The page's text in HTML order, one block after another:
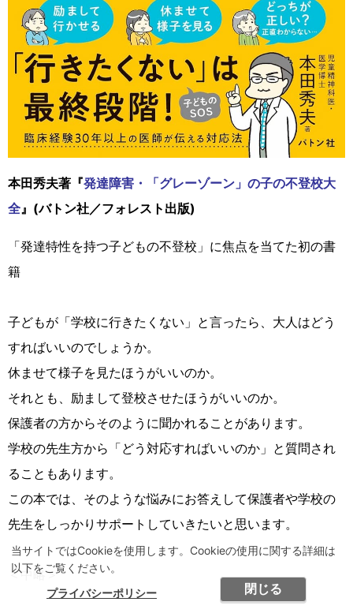
当サイトではCookieを使用します。Cookieの使用に関する詳細は
以下をご覧ください。
プライバシーポリシー
閉じる
本田秀夫著『発達障害・「グレーゾーン」の子の不登校大
全』(バトン社／フォレスト出版)
「発達特性を持つ子どもの不登校」に焦点を当てた初の書
籍
子どもが「学校に行きたくない」と言ったら、大人はどう
すればいいのでしょうか。
休ませて様子を見たほうがいいのか。
それとも、励まして登校させたほうがいいのか。
保護者の方からそのように聞かれることがあります。
学校の先生方から「どう対応すればいいのか」と質問され
ることもあります。
この本では、そのような悩みにお答えして保護者や学校の
先生をしっかりサポートしていきたいと思います。
＜中略＞